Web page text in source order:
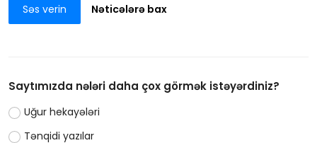
Səs verin Nəticələrə bax
Saytımızda nələri daha çox görmək istəyərdiniz?
Uğur hekayələri
Tənqidi yazılar